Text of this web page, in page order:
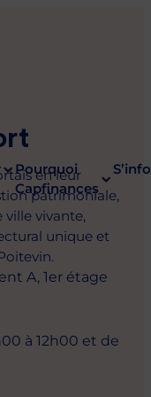
Défiscalisation
Pourquoi
Capfinances
Frais
en leur
patrimoniale,
ville vivante,
unique et
A, 1er étage
à 12h00 et de